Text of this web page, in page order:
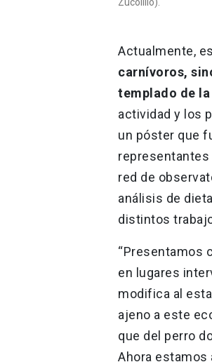
Actualmente,
carnívoros,
templado de
actividad y los
un póster que
representantes
red de
análisis de
distintos
“Presentamos
en lugares
modifica al
ajeno a este
que del perro
Ahora estamos